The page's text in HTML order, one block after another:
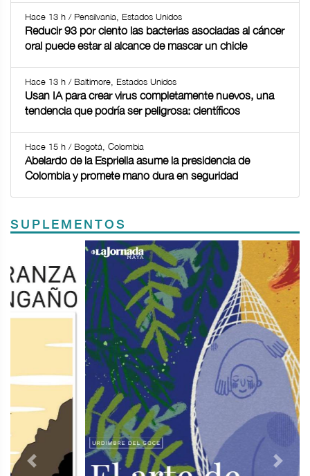
Hace 13 h / Pensilvania, Estados Unidos
Reducir 93 por ciento las bacterias asociadas al cáncer
oral puede estar al alcance de mascar un chicle
Hace 13 h / Baltimore, Estados Unidos
Usan IA para crear virus completamente nuevos, una
tendencia que podría ser peligrosa: científicos
Hace 15 h / Bogotá, Colombia
Abelardo de la Espriella asume la presidencia de
Colombia y promete mano dura en seguridad
SUPLEMENTOS
Previous Next